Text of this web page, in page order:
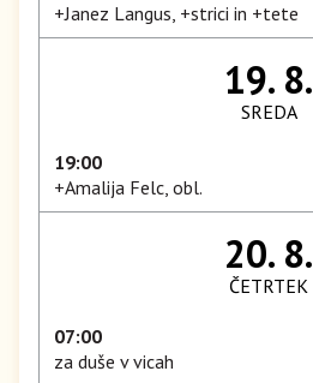
+Janez Langus, +strici in +tete
19. 8.
SREDA
19:00
+Amalija Felc, obl.
20. 8.
ČETRTEK
07:00
za duše v vicah